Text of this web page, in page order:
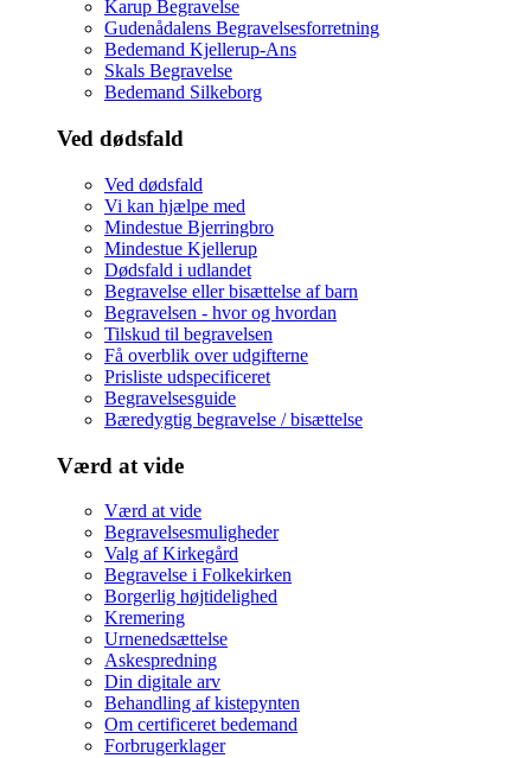
Karup Begravelse
Gudenådalens Begravelsesforretning
Bedemand Kjellerup-Ans
Skals Begravelse
Bedemand Silkeborg
Ved dødsfald
Ved dødsfald
Vi kan hjælpe med
Mindestue Bjerringbro
Mindestue Kjellerup
Dødsfald i udlandet
Begravelse eller bisættelse af barn
Begravelsen - hvor og hvordan
Tilskud til begravelsen
Få overblik over udgifterne
Prisliste udspecificeret
Begravelsesguide
Bæredygtig begravelse / bisættelse
Værd at vide
Værd at vide
Begravelsesmuligheder
Valg af Kirkegård
Begravelse i Folkekirken
Borgerlig højtidelighed
Kremering
Urnenedsættelse
Askespredning
Din digitale arv
Behandling af kistepynten
Om certificeret bedemand
Forbrugerklager